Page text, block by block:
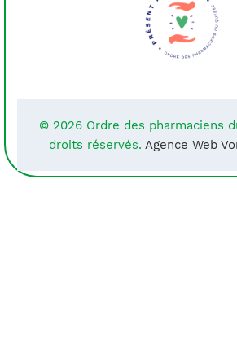
© 2026 Ordre des pharmaciens
droits réservés. Agence Web